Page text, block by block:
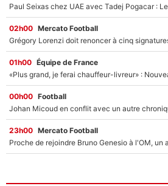
02h00 Mercato Football
01h00 Équipe de France
00h00 Football
23h00 Mercato Football